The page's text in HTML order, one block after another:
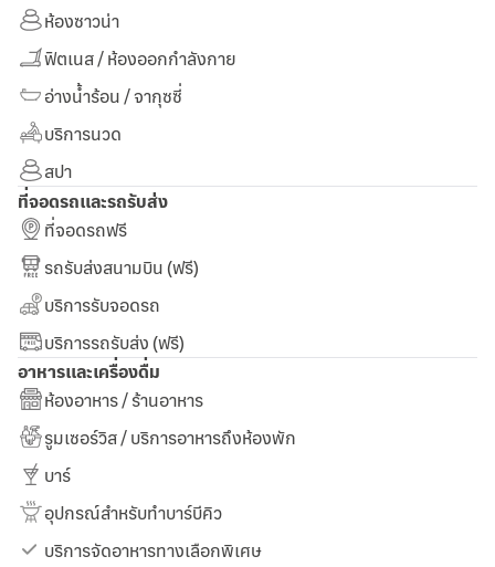
ห้องซาวน่า
ฟิตเนส / ห้องออกกำลังกาย
อ่างน้ำร้อน / จากุซซี่
บริการนวด
สปา
ที่จอดรถและรถรับส่ง
ที่จอดรถฟรี
รถรับส่งสนามบิน (ฟรี)
บริการรับจอดรถ
บริการรถรับส่ง (ฟรี)
อาหารและเครื่องดื่ม
ห้องอาหาร / ร้านอาหาร
รูมเซอร์วิส / บริการอาหารถึงห้องพัก
บาร์
อุปกรณ์สำหรับทำบาร์บีคิว
บริการจัดอาหารทางเลือกพิเศษ